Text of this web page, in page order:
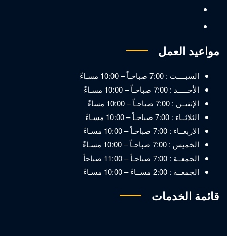
مواعيد العمل
السبــــت : 7:00 صباحـاً – 10:00 مسـاءً
الأحـــــد : 7:00 صباحـاً – 10:00 مسـاءً
الإثنيــن : 7:00 صباحـاً – 10:00 مساءً
الثلاثــاء : 7:00 صباحـاً – 10:00 مسـاءً
الاربعــاء : 7:00 صباحـاً – 10:00 مسـاءً
الخميس : 7:00 صباحـاً – 10:00 مسـاءً
الجمعــة : 7:00 صباحـاً – 11:00 صباحاً
الجمعــة : 2:00 مســاءً – 10:00 مسـاءً
قائمة الخدمات